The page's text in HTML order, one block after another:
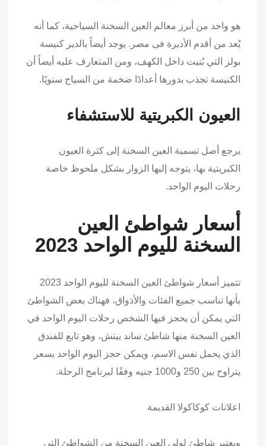
هو واحد من أبرز معالم العين السخنة السياحية، كما أنه
يُعد من أقدم الأديرة فى مصر. يوجد أيضاً بالدير كنيسة
بولز التي بُنيت داخل الكهف، ومن المتعارف عليه أيضاً أن
الكنيسة تجذب بدورها أعدادًا ضخمة من السياح سنويًا.
العيون الكبريتية للاستشفاء
يرجع أصل تسمية العين السخنة إلى كثرة العيون
الكبريتية بها، يتوجه إليها الزوار بشكل ملحوظ خاصة
رحلات اليوم الواحد.
أسعار شواطئ العين
السخنة لليوم الواحد 2023
تتميز أسعار شواطئ العين السخنة لليوم الواحد 2023
بأنها تناسب جميع الفئات والأذواق، فهناك بعض الشواطئ
التي يمكن أن يحجز فيها الشخص رحلات اليوم الواحد في
العين السخنة منها شاطئ ساند بيتش، وهو تابع للفندق
الذي يحمل نفس الاسم، ويمكن حجز اليوم الواحد بسعر
يتراوح بين 250 و1000 جنيه وفقًا لبرنامج الرحلة.
اعلانات كوكاكولا القديمة
ويعتبر شاطئ لولي العين السخنة من الشواطئ التي